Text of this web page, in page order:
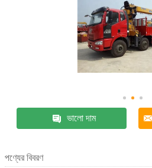
ভালো দাম
পণ্যের বিবরণ